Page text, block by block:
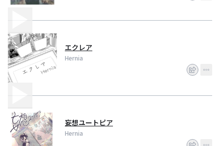
エクレア
Hernia
妄想ユートピア
Hernia